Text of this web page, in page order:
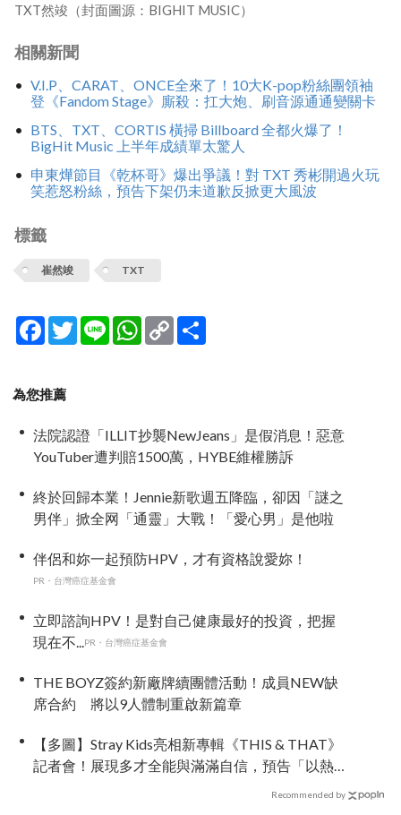
TXT然竣（封面圖源：BIGHIT MUSIC）
相關新聞
V.I.P、CARAT、ONCE全來了！10大K-pop粉絲團領袖
登《Fandom Stage》廝殺：扛大炮、刷音源通通變關卡
BTS、TXT、CORTIS 橫掃 Billboard 全都火爆了！
BigHit Music 上半年成績單太驚人
申東燁節目《乾杯哥》爆出爭議！對 TXT 秀彬開過火玩
笑惹怒粉絲，預告下架仍未道歉反掀更大風波
標籤
崔然竣 TXT
Facebook
TwitterLine WhatsApp
Copy
Link
為您推薦
法院認證「ILLIT抄襲NewJeans」是假消息！惡意
YouTuber遭判賠1500萬，HYBE維權勝訴
終於回歸本業！Jennie新歌週五降臨，卻因「謎之
男伴」掀全网「通靈」大戰！「愛心男」是他啦
伴侶和妳一起預防HPV，才有資格說愛妳！
PR・台灣癌症基金會
立即諮詢HPV！是對自己健康最好的投資，把握
現在不...PR・台灣癌症基金會
THE BOYZ簽約新廠牌續團體活動！成員NEW缺
席合約 將以9人體制重啟新篇章
【多圖】Stray Kids亮相新專輯《THIS & THAT》
記者會！展現多才全能與滿滿自信，預告「以熱
Recommended by